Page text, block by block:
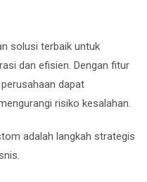
solusi terbaik untuk
dan efisien. Dengan fitur
dapat
risiko kesalahan.
adalah langkah strategis